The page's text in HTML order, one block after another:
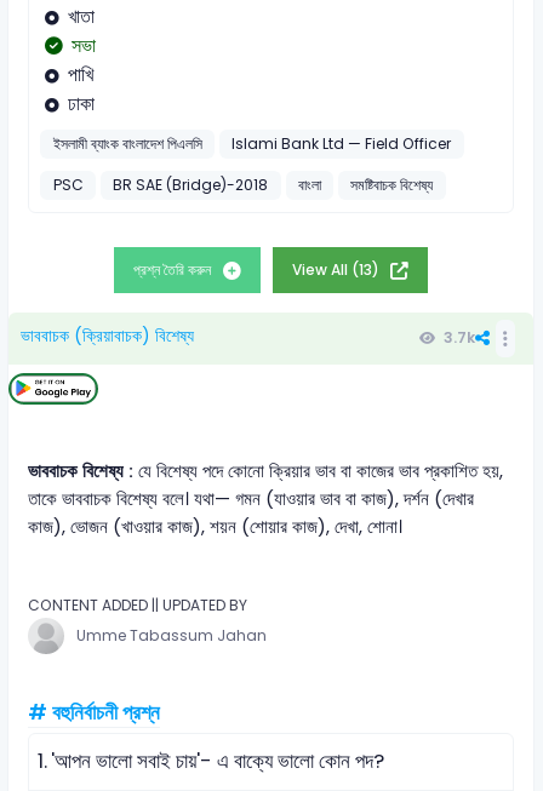
খাতা
সভা
পাখি
ঢাকা
ইসলামী ব্যাংক বাংলাদেশ পিএলসি
Islami Bank Ltd — Field Officer
PSC
BR SAE (Bridge)-2018 বাংলা সমষ্টিবাচক বিশেষ্য
প্রশ্ন তৈরি করুন View All (13)
ভাববাচক (ক্রিয়াবাচক) বিশেষ্য 3.7k
ভাববাচক বিশেষ্য : যে বিশেষ্য পদে কোনো ক্রিয়ার ভাব বা কাজের ভাব প্রকাশিত হয়,
তাকে ভাববাচক বিশেষ্য বলে। যথা— গমন (যাওয়ার ভাব বা কাজ), দর্শন (দেখার
কাজ), ভোজন (খাওয়ার কাজ), শয়ন (শোয়ার কাজ), দেখা, শোনা।
CONTENT ADDED || UPDATED BY
Umme Tabassum Jahan
# বহুনির্বাচনী প্রশ্ন
1.'আপন ভালো সবাই চায়'- এ বাক্যে ভালো কোন পদ?